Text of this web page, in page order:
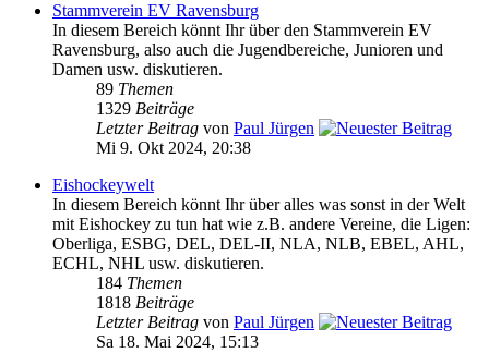
Stammverein EV Ravensburg
In diesem Bereich könnt Ihr über den Stammverein EV
Ravensburg, also auch die Jugendbereiche, Junioren und
Damen usw. diskutieren.
89 Themen
1329 Beiträge
Letzter Beitrag von Paul Jürgen
Mi 9. Okt 2024, 20:38
Eishockeywelt
In diesem Bereich könnt Ihr über alles was sonst in der Welt
mit Eishockey zu tun hat wie z.B. andere Vereine, die Ligen:
Oberliga, ESBG, DEL, DEL-II, NLA, NLB, EBEL, AHL,
ECHL, NHL usw. diskutieren.
184 Themen
1818 Beiträge
Letzter Beitrag von Paul Jürgen
Sa 18. Mai 2024, 15:13